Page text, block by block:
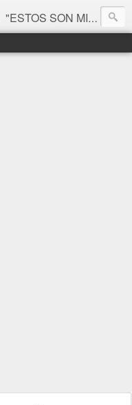
"ESTOS SON MIS PRINCIPIOS, SI NO LE GUSTAN, TENGO OTROS" Groucho Marx